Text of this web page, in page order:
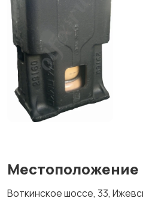
Местоположение
Воткинское шоссе, 33,